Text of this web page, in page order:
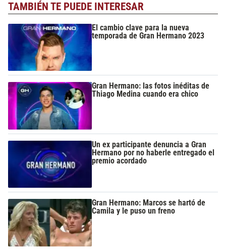
TAMBIÉN TE PUEDE INTERESAR
El cambio clave para la nueva
temporada de Gran Hermano 2023
Gran Hermano: las fotos inéditas de
Thiago Medina cuando era chico
Un ex participante denuncia a Gran
Hermano por no haberle entregado el
premio acordado
Gran Hermano: Marcos se hartó de
Camila y le puso un freno